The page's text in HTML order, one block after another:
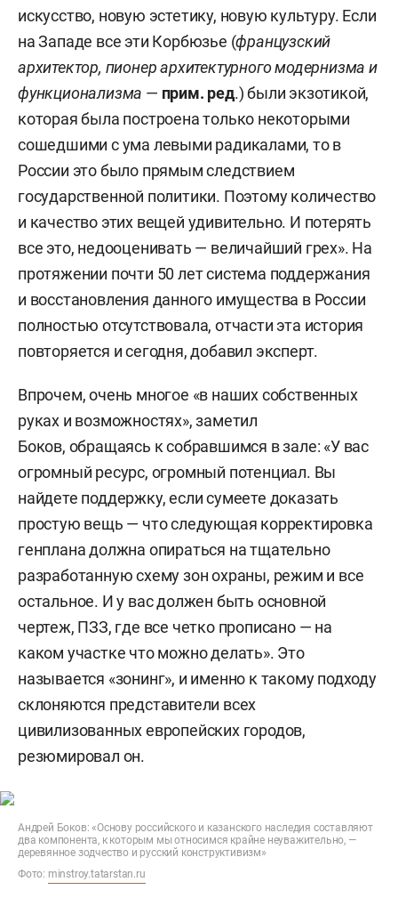
искусство, новую эстетику, новую культуру. Если
на Западе все эти Корбюзье (французский
архитектор, пионер архитектурного модернизма и
функционализма — прим. ред.) были экзотикой,
которая была построена только некоторыми
сошедшими с ума левыми радикалами, то в
России это было прямым следствием
государственной политики. Поэтому количество
и качество этих вещей удивительно. И потерять
все это, недооценивать — величайший грех». На
протяжении почти 50 лет система поддержания
и восстановления данного имущества в России
полностью отсутствовала, отчасти эта история
повторяется и сегодня, добавил эксперт.
Впрочем, очень многое «в наших собственных
руках и возможностях», заметил
Боков, обращаясь к собравшимся в зале: «У вас
огромный ресурс, огромный потенциал. Вы
найдете поддержку, если сумеете доказать
простую вещь — что следующая корректировка
генплана должна опираться на тщательно
разработанную схему зон охраны, режим и все
остальное. И у вас должен быть основной
чертеж, ПЗЗ, где все четко прописано — на
каком участке что можно делать». Это
называется «зонинг», и именно к такому подходу
склоняются представители всех
цивилизованных европейских городов,
резюмировал он.
Андрей Боков: «Основу российского и казанского наследия составляют
два компонента, к которым мы относимся крайне неуважительно, —
деревянное зодчество и русский конструктивизм»
Фото: minstroy.tatarstan.ru